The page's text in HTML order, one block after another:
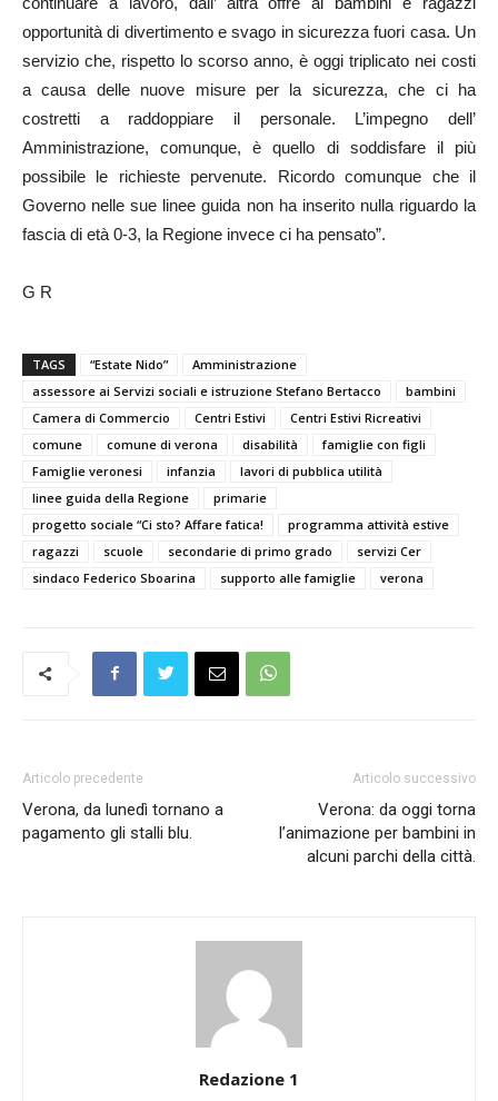
opportunità di divertimento e svago in sicurezza fuori casa. Un
servizio che, rispetto lo scorso anno, è oggi triplicato nei costi
a causa delle nuove misure per la sicurezza, che ci ha
costretti a raddoppiare il personale. L’impegno dell’
Amministrazione, comunque, è quello di soddisfare il più
possibile le richieste pervenute. Ricordo comunque che il
Governo nelle sue linee guida non ha inserito nulla riguardo la
fascia di età 0-3, la Regione invece ci ha pensato”.
G R
TAGS “Estate Nido”
Amministrazione
assessore ai Servizi sociali e istruzione Stefano Bertacco
bambini
Camera di Commercio
Centri Estivi
Centri Estivi Ricreativi
comune
comune di verona disabilità
famiglie con figli
Famiglie veronesi
infanzia
lavori di pubblica utilità
linee guida della Regione
primarie
progetto sociale “Ci sto? Affare fatica!
programma attività estive
ragazzi
scuole secondarie di primo grado
servizi Cer
sindaco Federico Sboarina
supporto alle famiglie verona
Articolo precedente
Verona, da lunedì tornano a
pagamento gli stalli blu.
Articolo successivo
Verona: da oggi torna
l’animazione per bambini in
alcuni parchi della città.
Redazione 1